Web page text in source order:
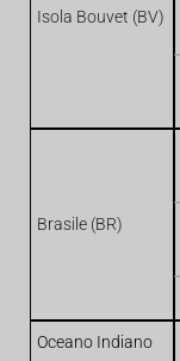
Isola Bouvet (BV)
Brasile (BR)
Oceano Indiano